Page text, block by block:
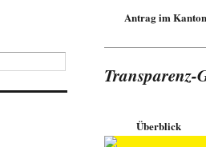
Antrag im
Transparenz-
Überblick
Das kleine
zur Verfügung,
die solche
Regierung für